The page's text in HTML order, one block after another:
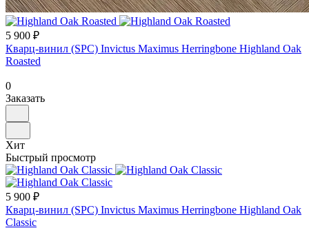
5 900 ₽
Кварц-винил (SPC) Invictus Maximus Herringbone Highland Oak
Roasted
0
Заказать
Хит
Быстрый просмотр
5 900 ₽
Кварц-винил (SPC) Invictus Maximus Herringbone Highland Oak
Classic